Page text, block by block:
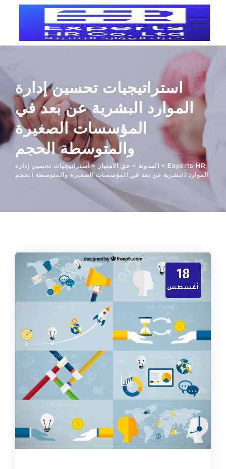
استراتيجيات تحسين إدارة
الموارد البشرية عن بعد في
المؤسسات الصغيرة
والمتوسطة الحجم
Experts HR
> المدونة > حق الامتياز >استراتيجيات تحسين إدارة
الموارد البشرية عن بعد في المؤسسات الصغيرة والمتوسطة الحجم
18
أغسطس